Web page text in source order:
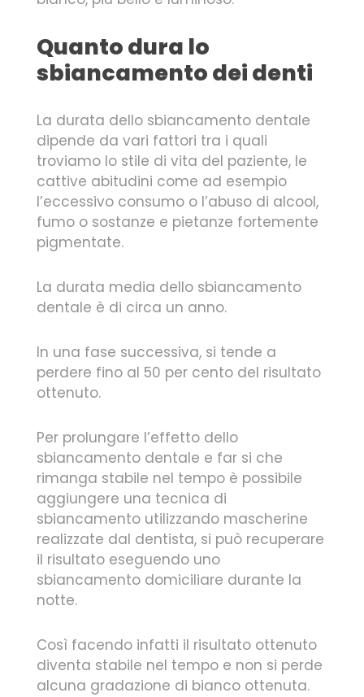
Quanto dura lo
sbiancamento dei denti
La durata dello sbiancamento dentale
dipende da vari fattori tra i quali
troviamo lo stile di vita del paziente, le
cattive abitudini come ad esempio
l’eccessivo consumo o l’abuso di alcool,
fumo o sostanze e pietanze fortemente
pigmentate.
La durata media dello sbiancamento
dentale è di circa un anno.
In una fase successiva, si tende a
perdere fino al 50 per cento del risultato
ottenuto.
Per prolungare l’effetto dello
sbiancamento dentale e far si che
rimanga stabile nel tempo è possibile
aggiungere una tecnica di
sbiancamento utilizzando mascherine
realizzate dal dentista, si può recuperare
il risultato eseguendo uno
sbiancamento domiciliare durante la
notte.
Così facendo infatti il risultato ottenuto
diventa stabile nel tempo e non si perde
alcuna gradazione di bianco ottenuta.